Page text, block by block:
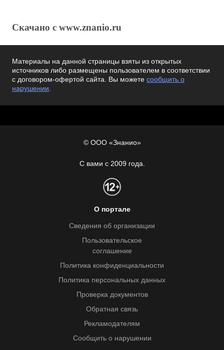
Скачано с www.znanio.ru
Материалы на данной страницы взяты из открытых
источников либо размещены пользователем в соответствии
с договором-офертой сайта. Вы можете сообщить о
нарушении.
© ООО «Знанио»
С вами с 2009 года.
О портале
Сведения об организации
Пользовательское
соглашение
Политика конфиденциальности
Политика персональных данных
Проверка документов
Обратная связь
Рекламодателям
Сообщить о нарушении